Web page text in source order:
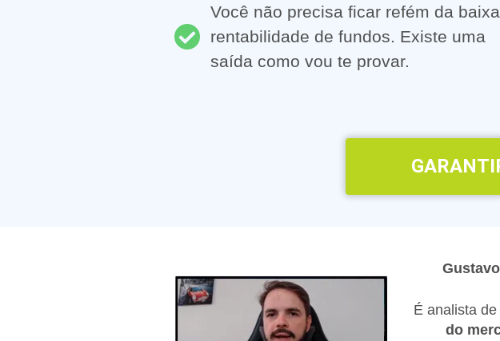
Você não precisa ficar refém da baixa
rentabilidade de fundos. Existe uma
saída como vou te provar.
É analista
do